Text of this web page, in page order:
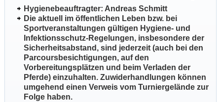
Hygienebeauftragter: Andreas Schmitt
Die aktuell im öffentlichen Leben bzw. bei
Sportveranstaltungen gültigen Hygiene- und
Infektionsschutz-Regelungen, insbesondere der
Sicherheitsabstand, sind jederzeit (auch bei den
Parcoursbesichtigungen, auf den
Vorbereitungsplätzen und beim Verladen der
Pferde) einzuhalten. Zuwiderhandlungen können
umgehend einen Verweis vom Turniergelände zur
Folge haben.